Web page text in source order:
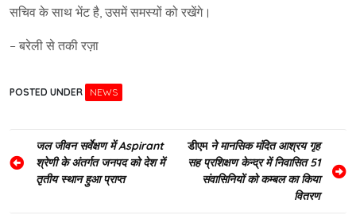
सचिव के साथ भेंट है, उसमें समस्यों को रखेंगे।
– बरेली से तकी रज़ा
POSTED UNDER NEWS
Post
navigation
जल जीवन सर्वेक्षण में Aspirant
श्रेणी के अंतर्गत जनपद को देश में
तृतीय स्थान हुआ प्राप्त
डीएम ने मानसिक मंदित आश्रय गृह
सह प्रशिक्षण केन्द्र में निवासित 51
संवासिनियों को कम्बल का किया
वितरण